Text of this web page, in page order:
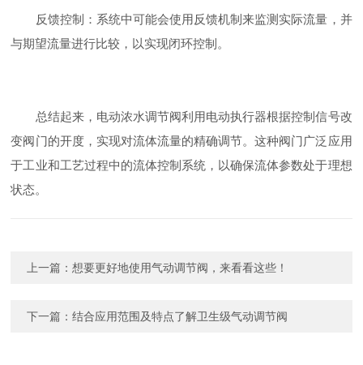
反馈控制：系统中可能会使用反馈机制来监测实际流量，并
与期望流量进行比较，以实现闭环控制。
总结起来，电动浓水调节阀利用电动执行器根据控制信号改
变阀门的开度，实现对流体流量的精确调节。这种阀门广泛应用
于工业和工艺过程中的流体控制系统，以确保流体参数处于理想
状态。
上一篇：想要更好地使用气动调节阀，来看看这些！
下一篇：结合应用范围及特点了解卫生级气动调节阀